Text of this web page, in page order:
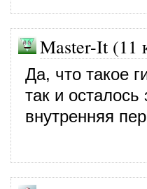
Master-It (11
Да, что такое
так и осталось
внутренняя